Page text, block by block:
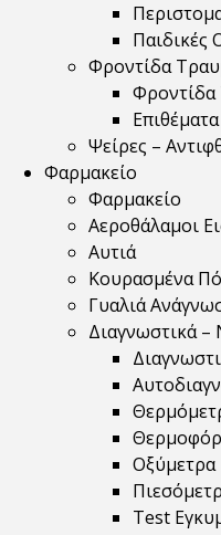
Παιδικές
Φροντίδα
Ψείρες –
Φαρμακείο
Φαρμακείο
Αεροθάλαμοι
Αυτιά
Κουρασμένα
Γυαλιά
Διαγνωστικά –
Οξύμετρα
Test